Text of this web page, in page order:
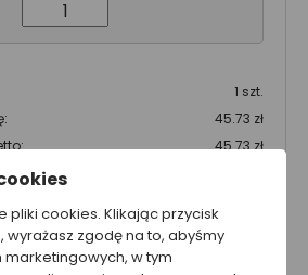
1 szt.
45.73 zł
45.73 zł
56.25 zł
koszt netto
pliki cookies. Klikając przycisk
wyrażasz zgodę na to, abyśmy
marketingowych, w tym